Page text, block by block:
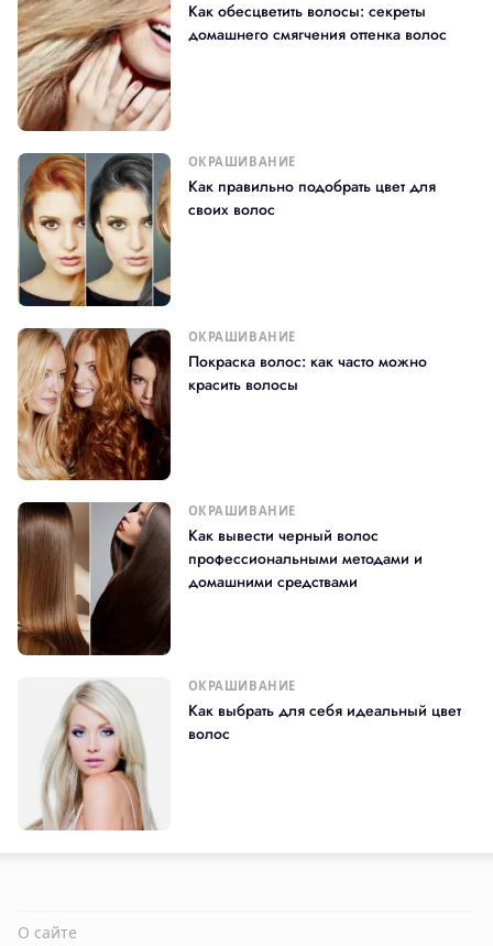
Как обесцветить волосы: секреты
домашнего смягчения оттенка волос
ОКРАШИВАНИЕ
Как правильно подобрать цвет для
своих волос
ОКРАШИВАНИЕ
Покраска волос: как часто можно
красить волосы
ОКРАШИВАНИЕ
Как вывести черный волос
профессиональными методами и
домашними средствами
ОКРАШИВАНИЕ
Как выбрать для себя идеальный цвет
волос
О сайте